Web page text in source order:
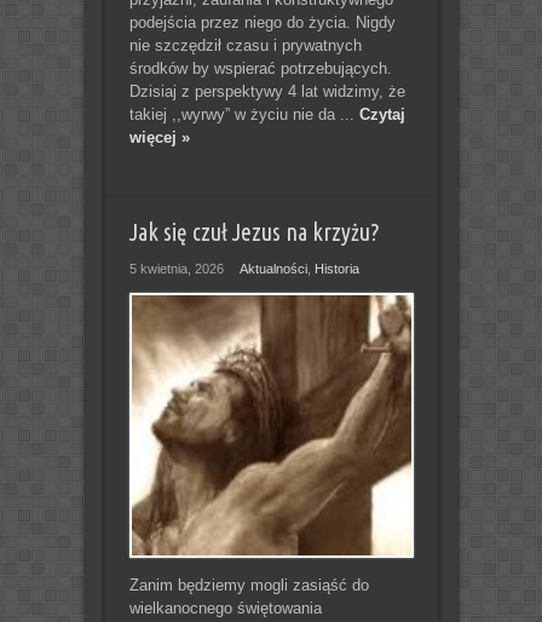
podejścia przez niego do życia. Nigdy
nie szczędził czasu i prywatnych
środków by wspierać potrzebujących.
Dzisiaj z perspektywy 4 lat widzimy, że
takiej ,,wyrwy” w życiu nie da ... Czytaj
więcej »
Jak się czuł Jezus na krzyżu?
5 kwietnia, 2026 Aktualności, Historia
Zanim będziemy mogli zasiąść do
wielkanocnego świętowania